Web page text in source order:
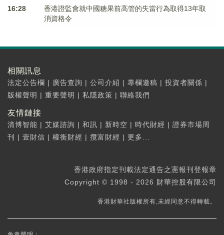
16:28
香港證監會就中國糖果前高管的失當行為取得13年取
消資格令
相關訊息
法定公告欄 | 廣告查詢 | 公司介紹 | 專欄邀稿 | 投資者關係 |
版權聲明 | 重要聲明 | 私隱政策 | 聯絡我們
友情鏈接
清博智能 | 艾媒諮詢 | 和訊 | 新時空 | 時代財經 | 證券市場周
刊
| 壹財信 | 權衡財經 | 攬富財經 | 更多...
香港政府指定刊載法定通告之憲報刊登報章
Copyright © 1998 - 2026 財華控股有限公司
香港財華社版權所有,未經同意不得轉載。